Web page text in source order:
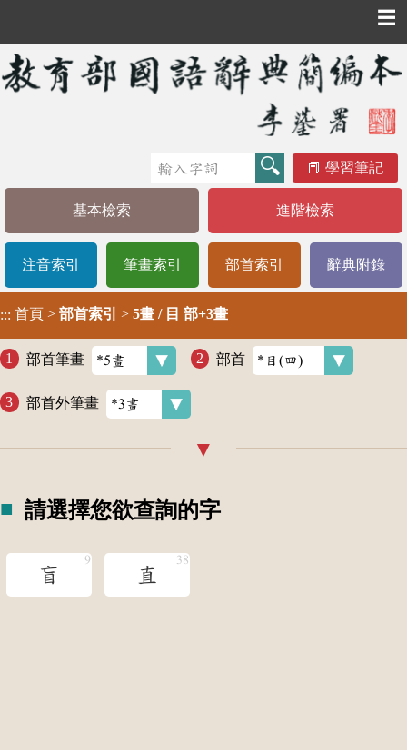
☰
學習筆記
基本檢索 進階檢索
注音索引 筆畫索引 部首索引 辭典附錄
::: 首頁 > 部首索引 > 5畫 / 目 部+3畫
部首筆畫 部首
部首外筆畫
請選擇您欲查詢的字
盲 直